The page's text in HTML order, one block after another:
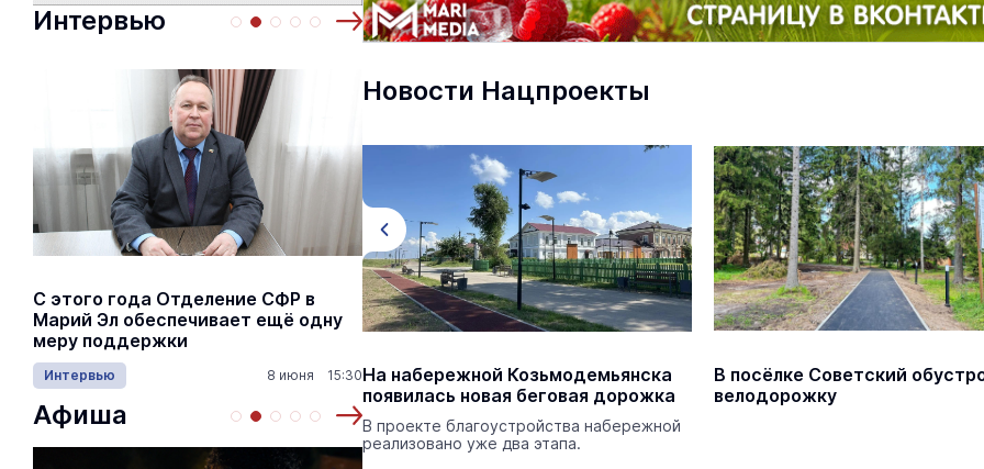
Интервью
С этого года Отделение СФР в
Марий Эл обеспечивает ещё одну
меру поддержки
Интервью 8 июня 15:30
Алексей Ямаев о премьере в театре
Шкетана: «Для меня не бывает
Культура 18 марта 11:05
Как узнать на законных
кто собственник
Интервью
Афиша
Новости Нацпроекты
В Марий Эл готовят к вводу два
светофорных объекта
К концу 2026 года в республике будут
функционировать 47 светофоров.
На набережной Козьмодемьянска
появилась новая беговая дорожка
В проекте благоустройства набережной
реализовано уже два этапа.
В посёлке Советский
велодорожку